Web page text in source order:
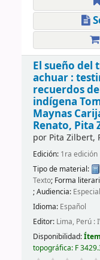
El sueño del
achuar :
recuerdos
indígena
Maynas
Renato, Pita
por Pita Zilbert,
Edición: 1ra edición
Tipo de material:
Texto; Forma
; Audiencia:
Idioma: Español
Editor: Lima, Perú :
Disponibilidad:
topográfica: F